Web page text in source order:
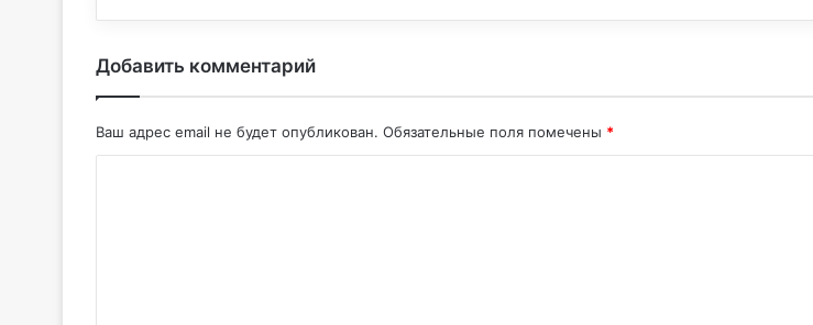
Добавить комментарий
Ваш адрес email не будет опубликован. Обязательные поля помечены *